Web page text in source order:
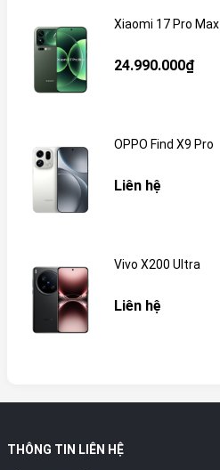
Xiaomi 17 Pro Max
24.990.000₫
OPPO Find X9 Pro
Liên hệ
Vivo X200 Ultra
Liên hệ
THÔNG TIN LIÊN HỆ